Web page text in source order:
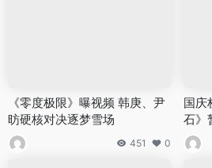
《零度极限》曝视频 韩庚、尹
昉硬核对决逐梦雪场
451 0
国庆
石》